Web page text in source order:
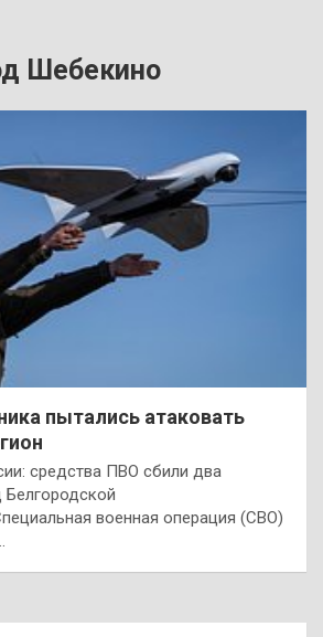
Шебекино
пытались атаковать
средства ПВО сбили два
Белгородской
военная операция (СВО)